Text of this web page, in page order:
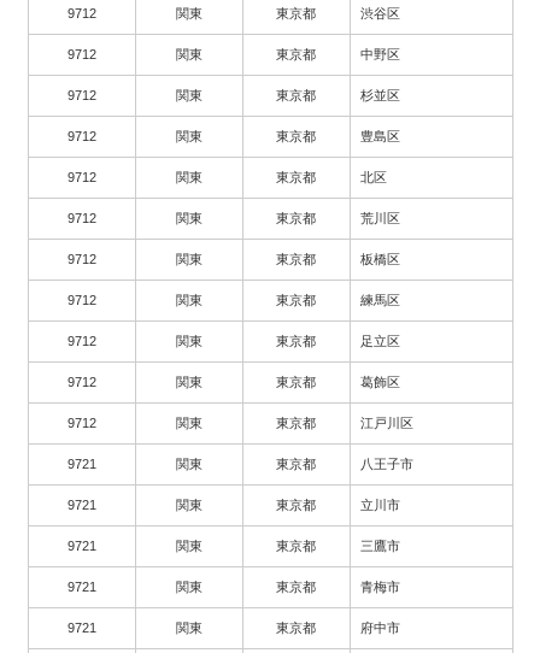
9712 関東 東京都 渋谷区
9712 関東 東京都 中野区
9712 関東 東京都 杉並区
9712 関東 東京都 豊島区
9712 関東 東京都 北区
9712 関東 東京都 荒川区
9712 関東 東京都 板橋区
9712 関東 東京都 練馬区
9712 関東 東京都 足立区
9712 関東 東京都 葛飾区
9712 関東 東京都 江戸川区
9721 関東 東京都 八王子市
9721 関東 東京都 立川市
9721 関東 東京都 三鷹市
9721 関東 東京都 青梅市
9721 関東 東京都 府中市